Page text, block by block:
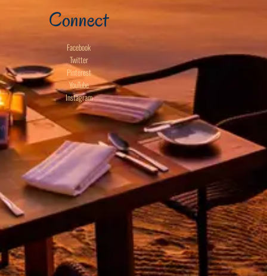
Connect
Facebook
Twitter
Pinterest
YouTube
Instagram